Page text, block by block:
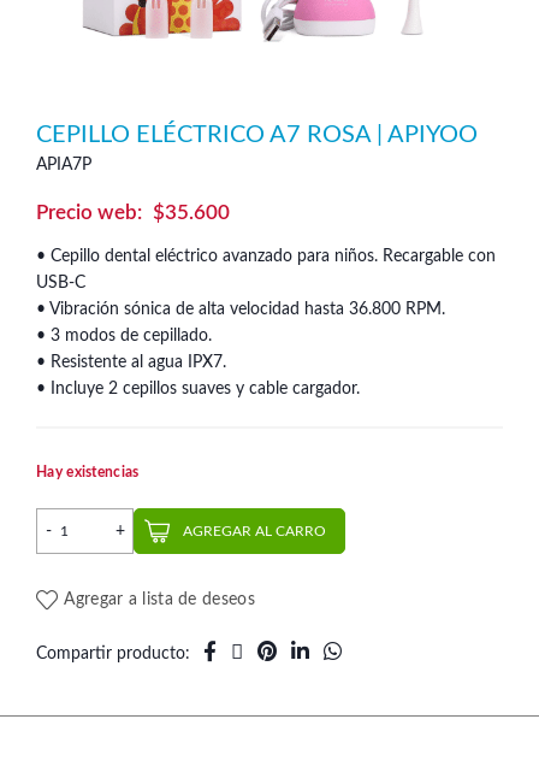
CEPILLO ELÉCTRICO A7 ROSA | APIYOO
APIA7P
$35.600
• Cepillo dental eléctrico avanzado para niños. Recargable con
USB-C
• Vibración sónica de alta velocidad hasta 36.800 RPM.
• 3 modos de cepillado.
• Resistente al agua IPX7.
• Incluye 2 cepillos suaves y cable cargador.
Hay existencias
Cepillo Eléctrico A7 Rosa | Apiyoo cantidad
AGREGAR AL CARRO
Agregar a lista de deseos
Compartir producto